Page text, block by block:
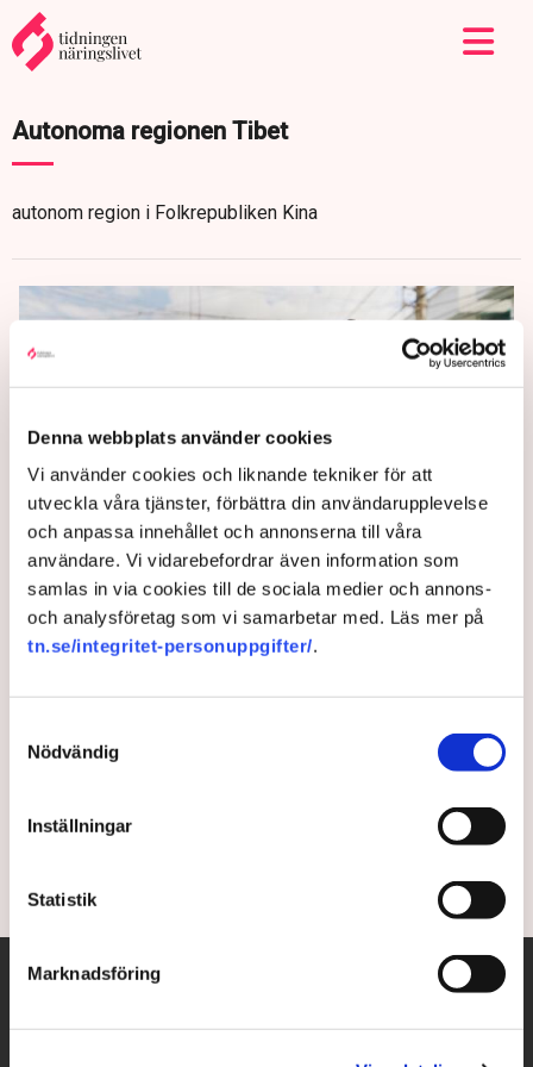
Denna webbplats använder cookies
Vi använder cookies och liknande tekniker för att
utveckla våra tjänster, förbättra din användarupplevelse
och anpassa innehållet och annonserna till våra
användare. Vi vidarebefordrar även information som
samlas in via cookies till de sociala medier och annons-
och analysföretag som vi samarbetar med. Läs mer på
tn.se/integritet-personuppgifter/.
Nödvändig
Inställningar
Statistik
Marknadsföring
Autonoma regionen Tibet
autonom region i Folkrepubliken Kina
Backpacker blev entreprenör
- bryter ny mark inom
hållbarhet
Dirk Van Nievelt backpackade i Asien när han var 21.
I dag är han medgrundare av Chiles viktigaste
globalt, skriver tidningen Entrepreneur.